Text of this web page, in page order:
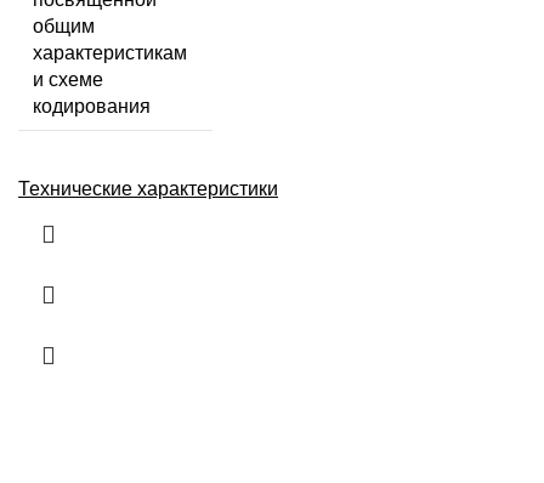
общим
характеристикам
и схеме
кодирования
Технические характеристики